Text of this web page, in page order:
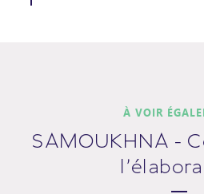
À VOIR
SAMOUKHNA -